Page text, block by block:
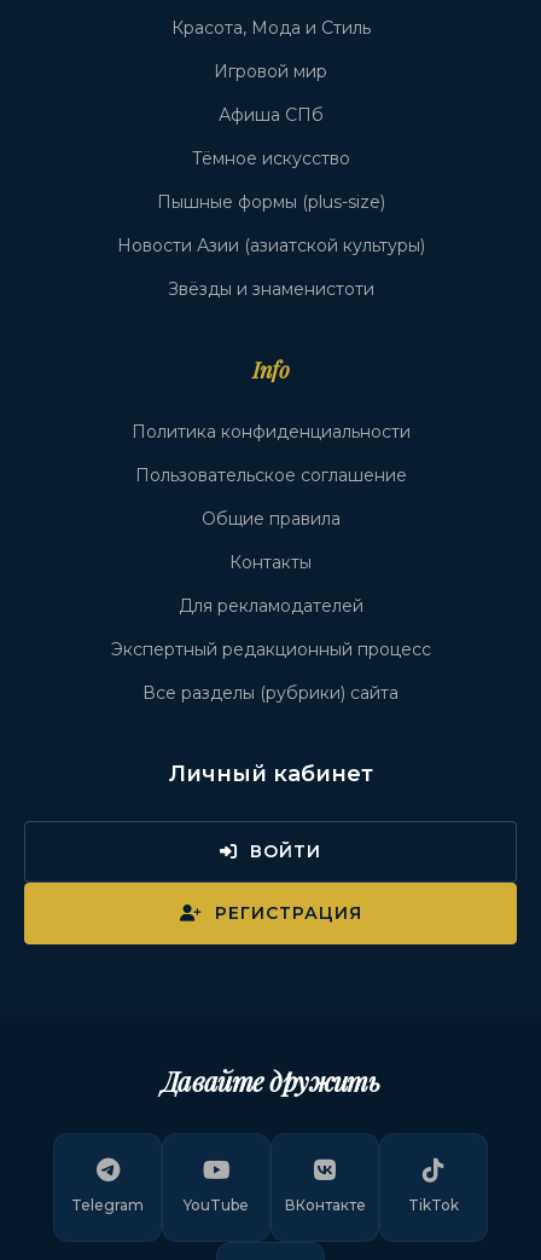
Красота, Мода и Стиль
Игровой мир
Афиша СПб
Тёмное искусство
Пышные формы (plus-size)
Новости Азии (азиатской культуры)
Звёзды и знаменистоти
Info
Политика конфиденциальности
Пользовательское соглашение
Общие правила
Контакты
Для рекламодателей
Экспертный редакционный процесс
Все разделы (рубрики) сайта
Личный кабинет
ВОЙТИ
РЕГИСТРАЦИЯ
Давайте дружить
Telegram YouTube ВКонтакте TikTok